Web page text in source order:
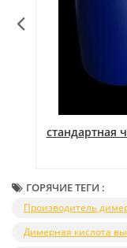
стандартная
ГОРЯЧИЕ ТЕГИ :
Производитель
Димерная кислота